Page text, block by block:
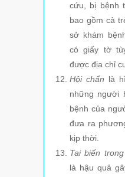
cứu, bị bệnh
bao gồm cả
sở khám
có giấy tờ
được địa chỉ
Hội chẩn là
những người
bệnh của
đưa ra
kịp thời.
Tai biến
là hậu quả